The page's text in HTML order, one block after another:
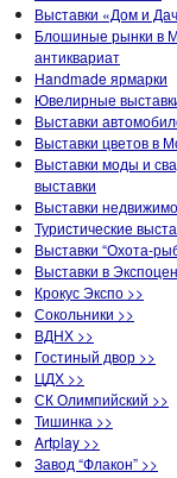
Выставки «Дом и
Блошиные рынки в
антиквариат
Handmade ярмарки
Ювелирные
Выставки
Выставки цветов в
Выставки моды и
выставки
Выставки
Туристические
Выставки “Охота-
Выставки в
Крокус Экспо >>
Сокольники >>
ВДНХ >>
Гостиный двор >>
ЦДХ >>
СК Олимпийский >>
Тишинка >>
Artplay >>
Завод “Флакон” >>